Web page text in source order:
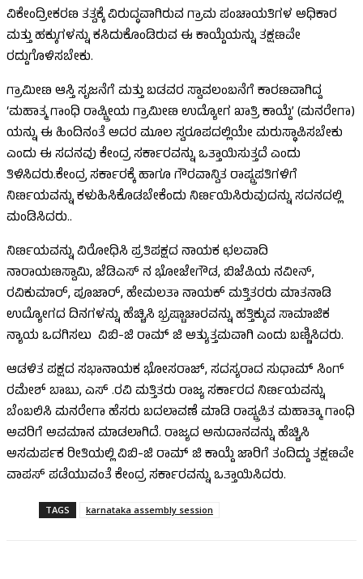
ವಿಕೇಂದ್ರೀಕರಣ ತತ್ವಕ್ಕೆ ವಿರುದ್ಧವಾಗಿರುವ ಗ್ರಾಮ ಪಂಚಾಯತಿಗಳ ಅಧಿಕಾರ
ಮತ್ತು ಹಕ್ಕುಗಳನ್ನು ಕಸಿದುಕೊಂಡಿರುವ ಈ ಕಾಯ್ದೆಯನ್ನು ತಕ್ಷಣವೇ
ರದ್ದುಗೊಳಿಸಬೇಕು.
ಗ್ರಾಮೀಣ ಆಸ್ತಿ ಸೃಜನೆಗೆ ಮತ್ತು ಬಡವರ ಸ್ವಾವಲಂಬನೆಗೆ ಕಾರಣವಾಗಿದ್ದ
‘ಮಹಾತ್ಮ ಗಾಂಧಿ ರಾಷ್ಟ್ರೀಯ ಗ್ರಾಮೀಣ ಉದ್ಯೋಗ ಖಾತ್ರಿ ಕಾಯ್ದೆ’ (ಮನರೇಗಾ)
ಯನ್ನು ಈ ಹಿಂದಿನಂತೆ ಅದರ ಮೂಲ ಸ್ವರೂಪದಲ್ಲಿಯೇ ಮರುಸ್ಥಾಪಿಸಬೇಕು
ಎಂದು ಈ ಸದನವು ಕೇಂದ್ರ ಸರ್ಕಾರವನ್ನು ಒತ್ತಾಯಿಸುತ್ತದೆ ಎಂದು
ತಿಳಿಸಿದರು.ಕೇಂದ್ರ ಸರ್ಕಾರಕ್ಕೆ ಹಾಗೂ ಗೌರವಾನ್ವಿತ ರಾಷ್ಟ್ರಪತಿಗಳಿಗೆ
ನಿರ್ಣಯವನ್ನು ಕಳುಹಿಸಿಕೊಡಬೇಕೆಂದು ನಿರ್ಣಯಿಸಿರುವುದನ್ನು ಸದನದಲ್ಲಿ
ಮಂಡಿಸಿದರು..
ನಿರ್ಣಯವನ್ನು ವಿರೋಧಿಸಿ ಪ್ರತಿಪಕ್ಷದ ನಾಯಕ ಛಲವಾದಿ
ನಾರಾಯಣಸ್ವಾಮಿ, ಜೆಡಿಎಸ್ ನ ಭೋಜೇಗೌಡ, ಬಿಜೆಪಿಯ ನವೀನ್,
ರವಿಕುಮಾರ್, ಪೂಜಾರ್, ಹೇಮಲತಾ ನಾಯಕ್ ಮತ್ತಿತರರು ಮಾತನಾಡಿ
ಉದ್ಯೋಗದ ದಿನಗಳನ್ನು ಹೆಚ್ಚಿಸಿ ಭ್ರಷ್ಟಾಚಾರವನ್ನು ಹತ್ತಿಕ್ಕುವ ಸಾಮಾಜಿಕ
ನ್ಯಾಯ ಒದಗಿಸಲು ವಿಬಿ-ಜಿ ರಾಮ್ ಜಿ ಅತ್ಯುತ್ತಮವಾಗಿ ಎಂದು ಬಣ್ಣಿಸಿದರು.
ಆಡಳಿತ ಪಕ್ಷದ ಸಭಾನಾಯಕ ಭೋಸರಾಜ್, ಸದಸ್ಯರಾದ ಸುಧಾಮ್ ಸಿಂಗ್
ರಮೇಶ್ ಬಾಬು, ಎಸ್ .ರವಿ ಮತ್ತಿತರು ರಾಜ್ಯ ಸರ್ಕಾರದ ನಿರ್ಣಯವನ್ನು
ಬೆಂಬಲಿಸಿ ಮನರೇಗಾ ಹೆಸರು ಬದಲಾವಣೆ ಮಾಡಿ ರಾಷ್ಟ್ರಪಿತ ಮಹಾತ್ಮಾ ಗಾಂಧಿ
ಅವರಿಗೆ ಅವಮಾನ ಮಾಡಲಾಗಿದೆ. ರಾಜ್ಯದ ಅನುದಾನವನ್ನು ಹೆಚ್ಚಿಸಿ
ಅಸಮರ್ಪಕ ರೀತಿಯಲ್ಲಿ ವಿಬಿ-ಜಿ ರಾಮ್ ಜಿ ಕಾಯ್ದೆ ಜಾರಿಗೆ ತಂದಿದ್ದು ತಕ್ಷಣವೇ
ವಾಪಸ್ ಪಡೆಯುವಂತೆ ಕೇಂದ್ರ ಸರ್ಕಾರವನ್ನು ಒತ್ತಾಯಿಸಿದರು.
TAGS karnataka assembly session